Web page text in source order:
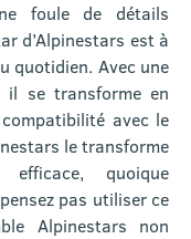
foule de détails
d’Alpinestars est à
quotidien. Avec une
il se transforme en
avec le
le transforme
quoique
pas utiliser ce
Alpinestars non